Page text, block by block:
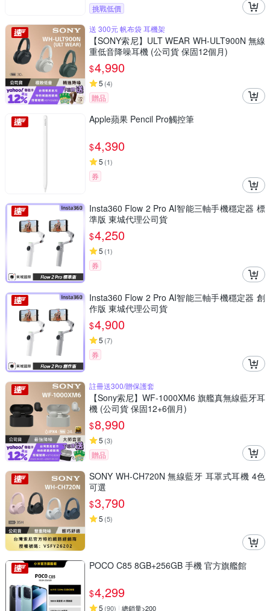
挑戰低價
送 300元 帆布袋 耳機架
【SONY索尼】ULT WEAR WH-ULT900N 無線
重低音降噪耳機 (公司貨 保固12個月)
$4,990
5 (4)
贈品
Apple蘋果 Pencil Pro觸控筆
$4,390
5 (1)
券
Insta360 Flow 2 Pro AI智能三軸手機穩定器 標
準版 東城代理公司貨
$4,250
5 (1)
券
Insta360 Flow 2 Pro AI智能三軸手機穩定器 創
作版 東城代理公司貨
$4,900
5 (7)
券
註冊送300/贈保護套
【Sony索尼】WF-1000XM6 旗艦真無線藍牙耳
機 (公司貨 保固12+6個月)
$8,990
5 (3)
贈品
SONY WH-CH720N 無線藍牙 耳罩式耳機 4色
可選
$3,790
5 (5)
POCO C85 8GB+256GB 手機 官方旗艦館
$4,299
5 (90) 總銷量>200